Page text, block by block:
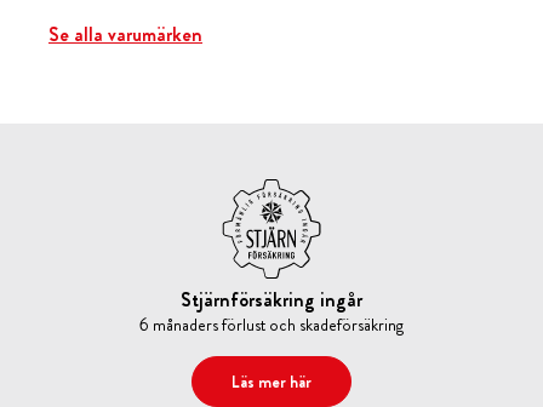
Se alla varumärken
Stjärnförsäkring ingår
6 månaders förlust och skadeförsäkring
Läs mer här